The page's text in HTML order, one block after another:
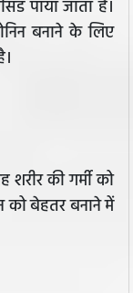
पाया जाता है।
बनाने के लिए
शरीर की गर्मी को
बेहतर बनाने में